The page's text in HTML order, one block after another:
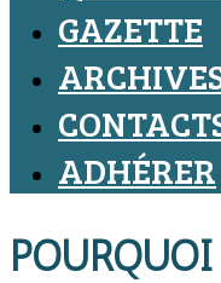
GAZETTE
ADHÉRER